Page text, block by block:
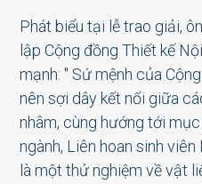
Phát biểu tại lễ trao giải,
lập Cộng đồng Thiết kế
mạnh: " Sứ mệnh của
nên sợi dây kết nối giữa
nhâm, cùng hướng tới
ngành, Liên hoan sinh
là một thử nghiệm về vật